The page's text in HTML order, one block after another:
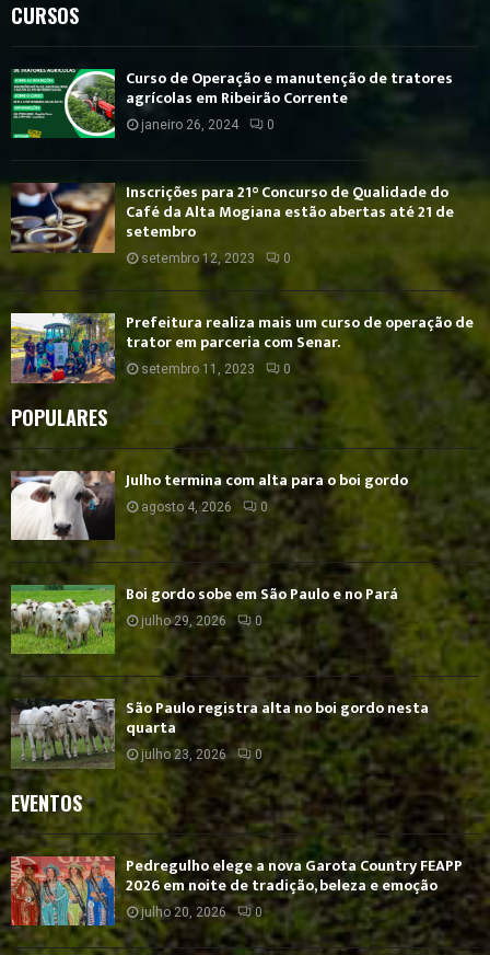
CURSOS
Curso de Operação e manutenção de tratores
agrícolas em Ribeirão Corrente
janeiro 26, 2024 0
Inscrições para 21° Concurso de Qualidade do
Café da Alta Mogiana estão abertas até 21 de
setembro
setembro 12, 2023 0
Prefeitura realiza mais um curso de operação de
trator em parceria com Senar.
setembro 11, 2023 0
POPULARES
Julho termina com alta para o boi gordo
agosto 4, 2026 0
Boi gordo sobe em São Paulo e no Pará
julho 29, 2026 0
São Paulo registra alta no boi gordo nesta
quarta
julho 23, 2026 0
EVENTOS
Pedregulho elege a nova Garota Country FEAPP
2026 em noite de tradição, beleza e emoção
julho 20, 2026 0